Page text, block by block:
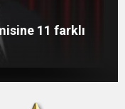
11 farklı
Gaziantep’te öğretmenler günü çiçeklerle
gerçeği
aratmadı